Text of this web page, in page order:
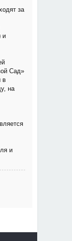
за
и
Сад»
в
на
и